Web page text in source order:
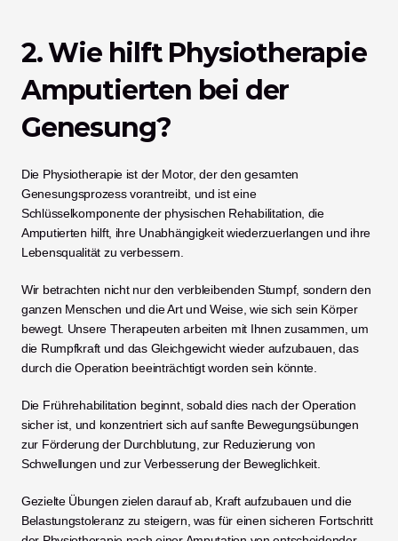
2. Wie hilft Physiotherapie
Amputierten bei der
Genesung?
Die Physiotherapie ist der Motor, der den gesamten
Genesungsprozess vorantreibt, und ist eine
Schlüsselkomponente der physischen Rehabilitation, die
Amputierten hilft, ihre Unabhängigkeit wiederzuerlangen und ihre
Lebensqualität zu verbessern.
Wir betrachten nicht nur den verbleibenden Stumpf, sondern den
ganzen Menschen und die Art und Weise, wie sich sein Körper
bewegt. Unsere Therapeuten arbeiten mit Ihnen zusammen, um
die Rumpfkraft und das Gleichgewicht wieder aufzubauen, das
durch die Operation beeinträchtigt worden sein könnte.
Die Frührehabilitation beginnt, sobald dies nach der Operation
sicher ist, und konzentriert sich auf sanfte Bewegungsübungen
zur Förderung der Durchblutung, zur Reduzierung von
Schwellungen und zur Verbesserung der Beweglichkeit.
Gezielte Übungen zielen darauf ab, Kraft aufzubauen und die
Belastungstoleranz zu steigern, was für einen sicheren Fortschritt